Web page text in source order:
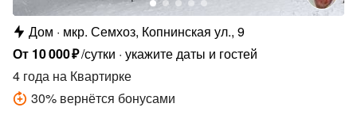
Дом
мкр. Семхоз, Копнинская ул., 9
От 10000₽/сутки укажите даты и гостей
4 года на Квартирке
30% вернётся бонусами